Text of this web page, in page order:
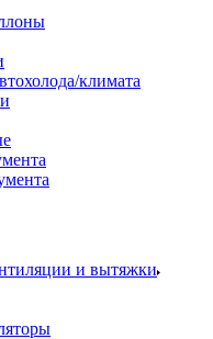
климата
и вытяжки